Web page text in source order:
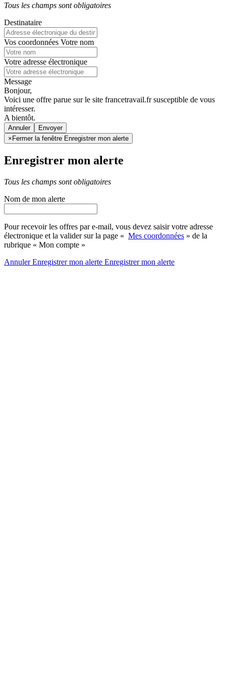
Tous les champs sont obligatoires
Destinataire
Vos coordonnées Votre nom
Votre adresse électronique
Message
Bonjour,
Voici une offre parue sur le site francetravail.fr susceptible de vous
intéresser.
A bientôt.
Annuler
× Fermer la fenêtre Enregistrer mon alerte
Enregistrer mon alerte
Tous les champs sont obligatoires
Nom de mon alerte
Pour recevoir les offres par e-mail, vous devez saisir votre adresse
électronique et la valider sur la page « Mes coordonnées » de la
rubrique « Mon compte »
AnnulerEnregistrer mon alerte Enregistrermon alerte